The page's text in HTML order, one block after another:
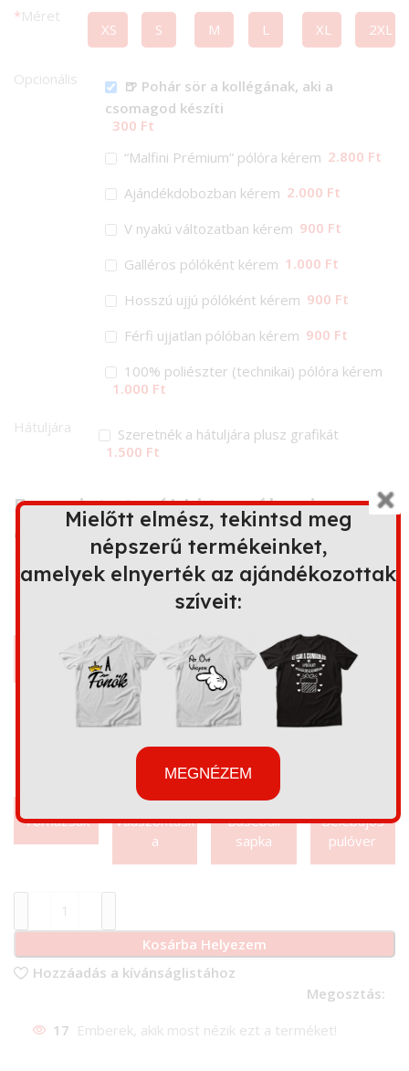
*Méret
XS S M L XL 2XL
Opcionális
🍺 Pohár sör a kollégának, aki a
csomagod készíti
300 Ft
“Malfini Prémium” pólóra kérem 2.800 Ft
Ajándékdobozban kérem 2.000 Ft
V nyakú változatban kérem 900 Ft
Galléros pólóként kérem 1.000 Ft
Hosszú ujjú pólóként kérem 900 Ft
Férfi ujjatlan pólóban kérem 900 Ft
100% poliészter (technikai) pólóra kérem
1.000 Ft
Hátuljára
Szeretnék a hátuljára plusz grafikát
1.500 Ft
Ez a minta további terméken is
elérhető
Bögre
Kapucnis
pulóver
Párna Kötény
Tornazsák
Váaszontásk
a
Baseball
sapka
Belebújós
pulóver
Kosárba Helyezem
Hozzáadás a kívánságlistához
Megosztás:
17 Emberek, akik most nézik ezt a terméket!
Mielőtt elmész, tekintsd meg
népszerű termékeinket,
amelyek elnyerték az ajándékozottak
szíveit:
MEGNÉZEM